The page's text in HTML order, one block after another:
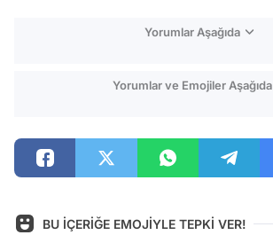
Yorumlar Aşağıda
Yorumlar ve Emojiler Aşağıda
BU İÇERİĞE EMOJİYLE TEPKİ VER!